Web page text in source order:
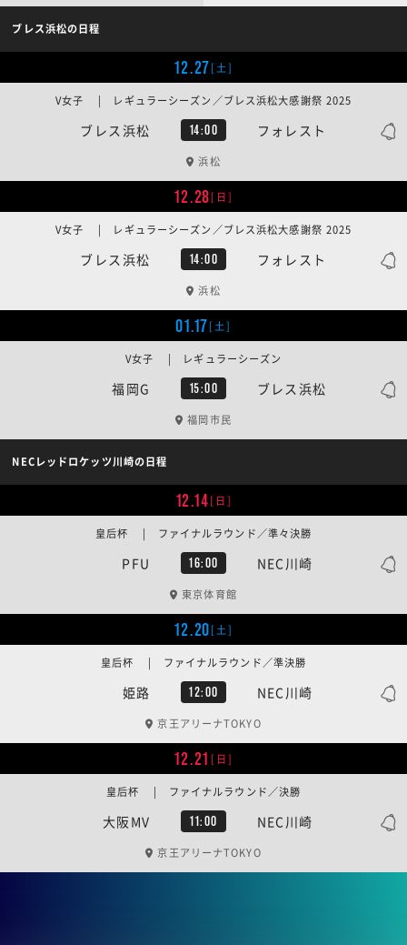
ブレス浜松の日程
12.27[土]
ブレス浜松 14:00 フォレスト
V女子 | レギュラーシーズン／ブレス浜松大感謝祭 2025
浜松
12.28[日]
ブレス浜松 14:00 フォレスト
V女子 | レギュラーシーズン／ブレス浜松大感謝祭 2025
浜松
01.17[土]
福岡G 15:00 ブレス浜松
V女子 | レギュラーシーズン
福岡市民
NECレッドロケッツ川崎の日程
12.14[日]
PFU 16:00 NEC川崎
皇后杯 | ファイナルラウンド／準々決勝
東京体育館
12.20[土]
姫路 12:00 NEC川崎
皇后杯 | ファイナルラウンド／準決勝
京王アリーナTOKYO
12.21 [日]
大阪MV 11:00 NEC川崎
皇后杯 | ファイナルラウンド／決勝
京王アリーナTOKYO